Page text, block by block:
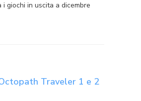
i giochi in uscita a dicembre
Traveler 1 e 2